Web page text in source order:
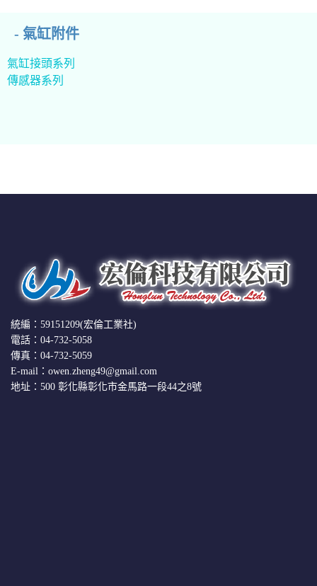
- 氣缸附件
氣缸接頭系列
傳感器系列
統編：59151209(宏倫工業社)
電話：04-732-5058
傳真：04-732-5059
E-mail：owen.zheng49@gmail.com
地址：500 彰化縣彰化市金馬路一段44之8號